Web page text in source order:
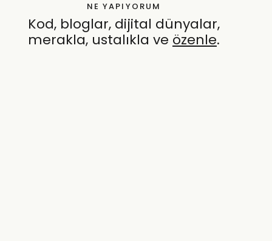
NE YAPIYORUM
Kod, bloglar, dijital dünyalar,
merakla, ustalıkla ve özenle.